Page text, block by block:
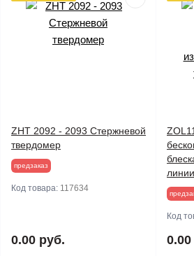
ZHT 2092 - 2093 Стержневой
твердомер
предзаказ
Код товара: 117634
0.00 руб.
линии
Код